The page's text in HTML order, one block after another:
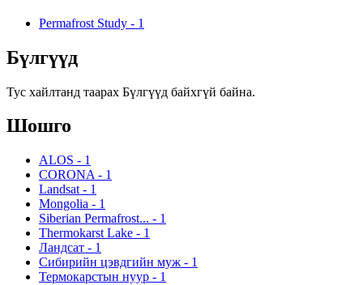
Permafrost Study - 1
Бүлгүүд
Тус хайлтанд таарах Бүлгүүд байхгүй байна.
Шошго
ALOS - 1
CORONA - 1
Landsat - 1
Mongolia - 1
Siberian Permafrost... - 1
Thermokarst Lake - 1
Ландсат - 1
Сибирийн цэвдгийн муж - 1
Термокарстын нуур - 1